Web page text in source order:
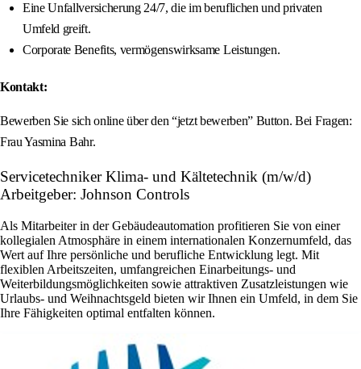
Eine Unfallversicherung 24/7, die im beruflichen und privaten
Umfeld greift.
Corporate Benefits, vermögenswirksame Leistungen.
Kontakt:
Bewerben Sie sich online über den “jetzt bewerben” Button. Bei Fragen:
Frau Yasmina Bahr.
Servicetechniker Klima- und Kältetechnik (m/w/d)
Arbeitgeber: Johnson Controls
Als Mitarbeiter in der Gebäudeautomation profitieren Sie von einer
kollegialen Atmosphäre in einem internationalen Konzernumfeld, das
Wert auf Ihre persönliche und berufliche Entwicklung legt. Mit
flexiblen Arbeitszeiten, umfangreichen Einarbeitungs- und
Weiterbildungsmöglichkeiten sowie attraktiven Zusatzleistungen wie
Urlaubs- und Weihnachtsgeld bieten wir Ihnen ein Umfeld, in dem Sie
Ihre Fähigkeiten optimal entfalten können.